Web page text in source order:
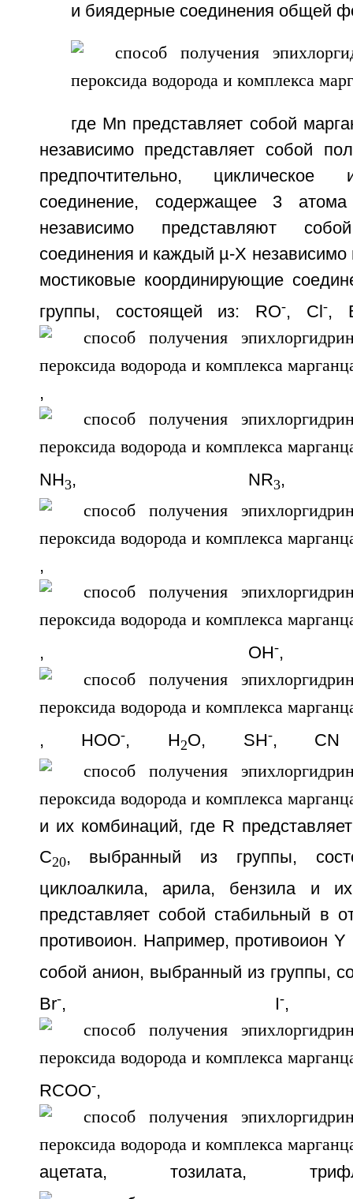
и биядерные соединения общей
где Mn представляет собой
независимо представляет собой
предпочтительно, циклическое
соединение, содержащее 3
независимо представляют
соединения и каждый µ-Х независимо
мостиковые координирующие
группы, состоящей из: RO-, Cl-,
,
NH3, NR3,
,
, ОН-,
, HOO-, H2O, SH-, CN
и их комбинаций, где R
С20, выбранный из группы,
циклоалкила, арила, бензила и
представляет собой стабильный в
противоион. Например, противоион Y
собой анион, выбранный из группы,
Вr-, I-,
RCOO-,
ацетата, тозилата,